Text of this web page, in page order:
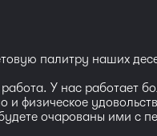
палитру наших
У нас работает
и физическое
очарованы ими с